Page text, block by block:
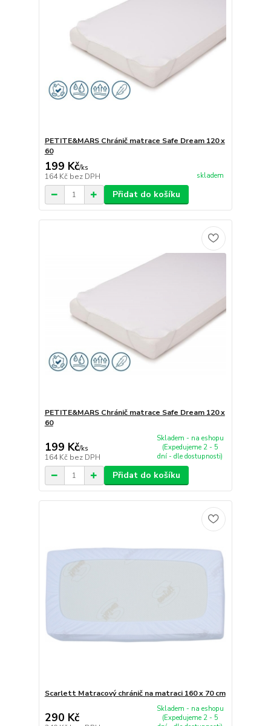
PETITE&MARS Chránič matrace Safe Dream 120 x
60
199 Kč/ks
164 Kč bez DPH skladem
Přidat do košíku
PETITE&MARS Chránič matrace Safe Dream 120 x
60
199 Kč/ks
164 Kč bez DPH
Skladem - na eshopu
(Expedujeme 2 - 5
dní - dle dostupnosti)
Přidat do košíku
Scarlett Matracový chránič na matraci 160 x 70 cm
290 Kč
Skladem - na eshopu
(Expedujeme 2 - 5